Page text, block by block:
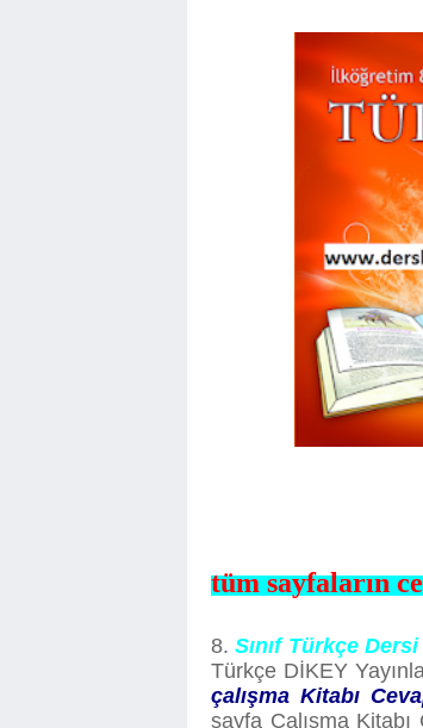
tüm sayfaların
8. Sınıf Türkçe
Türkçe DİKEY
çalışma Kitabı
sayfa Çalışma Kitabı